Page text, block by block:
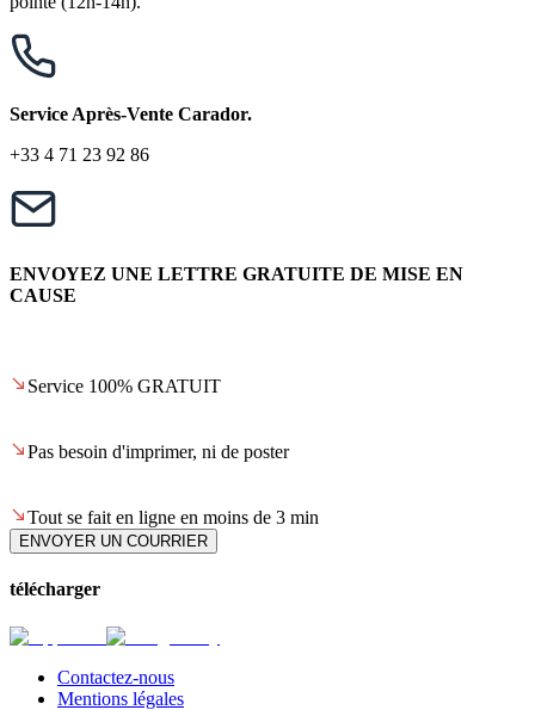
Service Après-Vente Carador.
+33 4 71 23 92 86
ENVOYEZ UNE LETTRE GRATUITE DE MISE EN
CAUSE
Service 100% GRATUIT
Pas besoin d'imprimer, ni de poster
Tout se fait en ligne en moins de 3 min
ENVOYER UN COURRIER
télécharger
Contactez-nous
Mentions légales